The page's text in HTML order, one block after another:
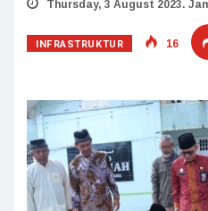
Thursday, 3 August 2023.
INFRASTRUKTUR 16